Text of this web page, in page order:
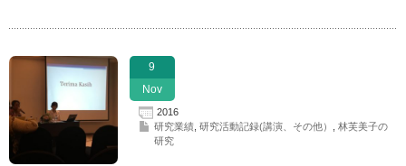
9
Nov
2016
研究業績, 研究活動記録(講演、その他）
林芙美子の
研究